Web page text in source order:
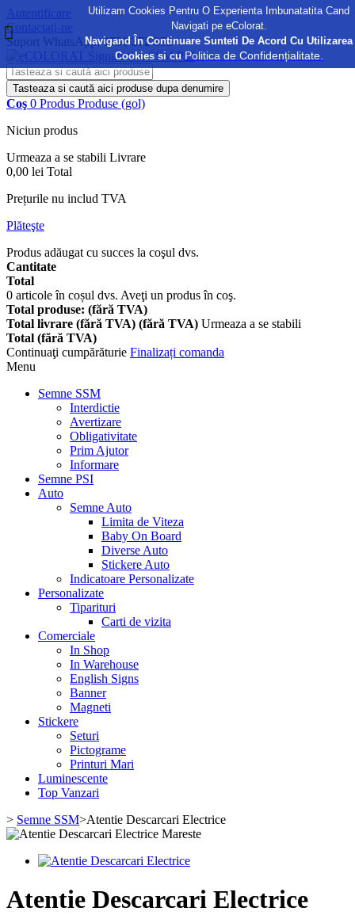
Autentificare
Contactați-ne
Suport WhatsApp:0730 372 355
Tasteaza si caută aici produse dupa denumire
Coş 0 Produs Produse (gol)
Niciun produs
Urmeaza a se stabili Livrare
0,00 lei Total
Prețurile nu includ TVA
Plăteşte
Produs adăugat cu succes la coşul dvs.
Cantitate
Total
0 articole în coșul dvs. Aveţi un produs în coş.
Total produse: (fără TVA)
Total livrare (fără TVA) (fără TVA) Urmeaza a se stabili
Total (fără TVA)
Continuaţi cumpărăturie Finalizați comanda
Menu
Semne SSM
Interdictie
Avertizare
Obligativitate
Prim Ajutor
Informare
Semne PSI
Auto
Semne Auto
Limita de Viteza
Baby On Board
Diverse Auto
Stickere Auto
Indicatoare Personalizate
Personalizate
Tiparituri
Carti de vizita
Comerciale
In Shop
In Warehouse
English Signs
Banner
Magneti
Stickere
Seturi
Pictograme
Printuri Mari
Luminescente
Top Vanzari
> Semne SSM>Atentie Descarcari Electrice
Mareste
Atentie Descarcari Electrice
Utilizam Cookies Pentru O Experienta Imbunatatita Cand
Navigati pe eColorat.
Navigand În Continuare Sunteti De Acord Cu Utilizarea
Cookies si cu Politica de Confidențialitate.